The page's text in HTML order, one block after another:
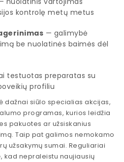
kontrolę metų metus
— galimybė
be nuolatinės baimės dėl
testuotas preparatas su
profiliu
dažnai siūlo specialias akcijas,
programas, kurios leidžia
pakuotes ar užsiskanius
Taip pat galimos nemokamo
užsakymų sumai. Reguliariai
kad nepraleistu naujiausių